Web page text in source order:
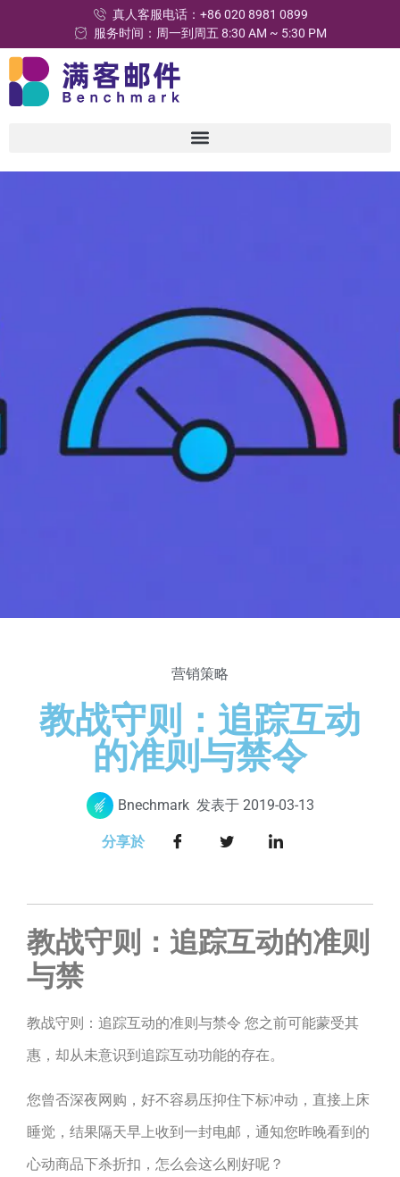
真人客服电话：+86 020 8981 0899
服务时间：周一到周五 8:30 AM ~ 5:30 PM
营销策略
教战守则：追踪互动
的准则与禁令
Bnechmark 发表于 2019-03-13
分享於
教战守则：追踪互动的准则
与禁
教战守则：追踪互动的准则与禁令 您之前可能蒙受其
惠，却从未意识到追踪互动功能的存在。
您曾否深夜网购，好不容易压抑住下标冲动，直接上床
睡觉，结果隔天早上收到一封电邮，通知您昨晚看到的
心动商品下杀折扣，怎么会这么刚好呢？